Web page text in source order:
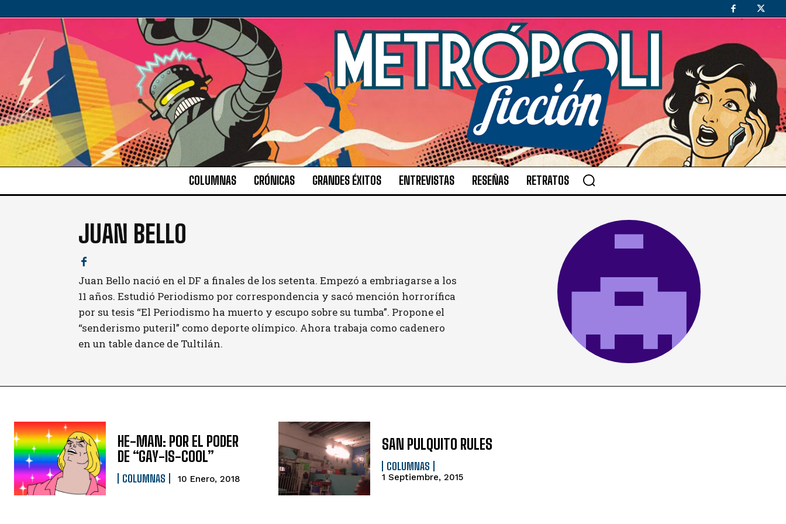
COLUMNAS CRÓNICAS GRANDES ÉXITOS ENTREVISTAS RESEÑAS RETRATOS
JUAN BELLO
Juan Bello nació en el DF a finales de los setenta. Empezó a embriagarse a los
11 años. Estudió Periodismo por correspondencia y sacó mención horrorífica
por su tesis “El Periodismo ha muerto y escupo sobre su tumba”. Propone el
“senderismo puteril” como deporte olímpico. Ahora trabaja como cadenero
en un table dance de Tultilán.
HE-MAN: POR EL PODER
DE “GAY-IS-COOL”
COLUMNAS 10 Enero, 2018
SAN PULQUITO RULES
COLUMNAS
1 Septiembre, 2015